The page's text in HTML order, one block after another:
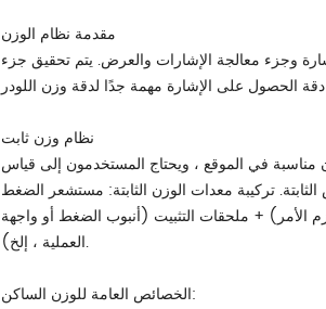
مقدمة نظام الوزن
وجزء معالجة الإشارات والعرض. يتم تحقيق جزء
نظام وزن ثابت
مناسبة في الموقع ، ويحتاج المستخدمون إلى قياس
تركيبة معدات الوزن الثابتة: مستشعر الضغط
لزم الأمر) + ملحقات التثبيت (أنبوب الضغط أو واجهة
العملية ، إلخ).
الخصائص العامة للوزن الساكن: